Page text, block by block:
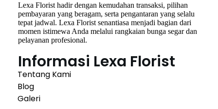
Lexa Florist hadir dengan kemudahan transaksi, pilihan
pembayaran yang beragam, serta pengantaran yang selalu
tepat jadwal. Lexa Florist senantiasa menjadi bagian dari
momen istimewa Anda melalui rangkaian bunga segar dan
pelayanan profesional.
Informasi Lexa Florist
Tentang Kami
Blog
Galeri